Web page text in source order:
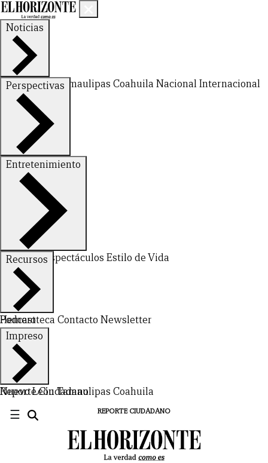
Noticias
Nuevo LeónTamaulipas Coahuila NacionalInternacional
Perspectivas
FinanzasOpinión
Entretenimiento
DeportesEspectáculos Estilo de Vida
Recursos
Hemeroteca Contacto Newsletter
Podcast
Impreso
Nuevo LeónTamaulipas Coahuila
Reporte Ciudadano
☰ REPORTE CIUDADANO